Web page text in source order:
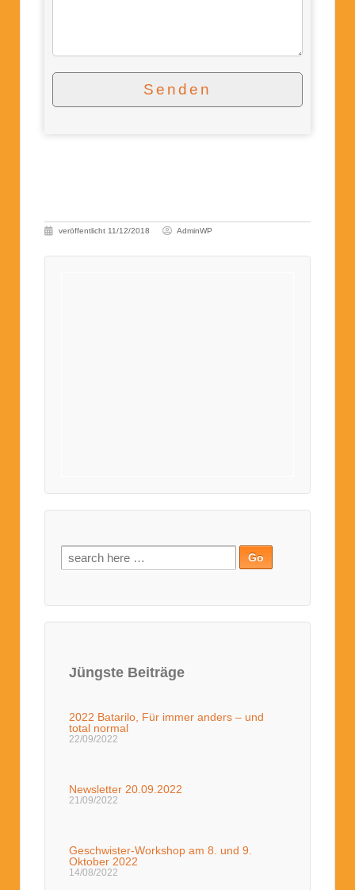
Senden
veröffentlicht 11/12/2018 AdminWP
Jüngste Beiträge
2022 Batarilo, Für immer anders – und
total normal
22/09/2022
Newsletter 20.09.2022
21/09/2022
Geschwister-Workshop am 8. und 9.
Oktober 2022
14/08/2022